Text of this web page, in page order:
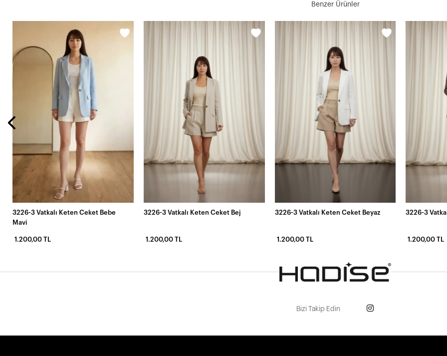
Benzer Ürünler
3226-3 Vatkalı Keten Ceket Bebe
Mavi
1.200,00 TL
3226-3 Vatkalı Keten Ceket Bej
1.200,00 TL
3226-3 Vatkalı Keten Ceket Beyaz
1.200,00 TL
3226-3
1.200,00 TL
Bizi Takip Edin